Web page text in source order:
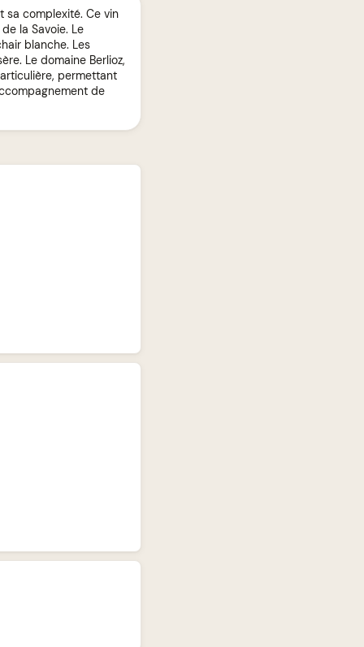
sa complexité. Ce vin
la Savoie. Le
blanche. Les
Le domaine Berlioz,
permettant
de